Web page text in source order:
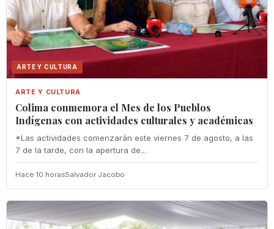
ARTE Y CULTURA
ARTE Y CULTURA
Colima conmemora el Mes de los Pueblos
Indígenas con actividades culturales y académicas
*Las actividades comenzarán este viernes 7 de agosto, a las
7 de la tarde, con la apertura de...
Hace 10 horasSalvador Jacobo